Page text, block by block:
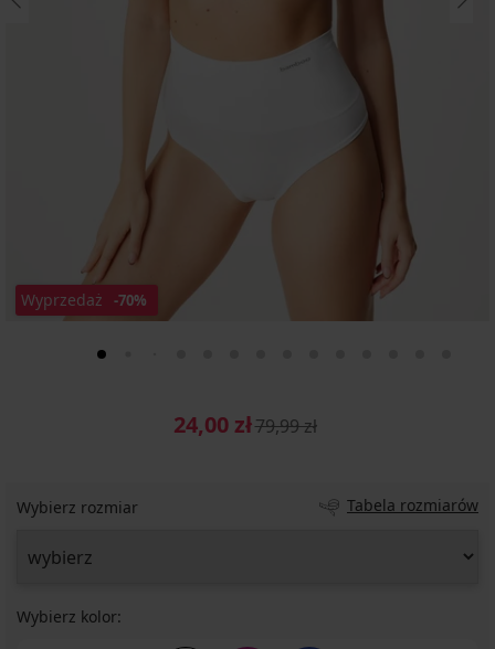
Wyprzedaż -70%
24,00 zł79,99 zł
Wybierz rozmiar Tabela rozmiarów
Wybierz kolor: